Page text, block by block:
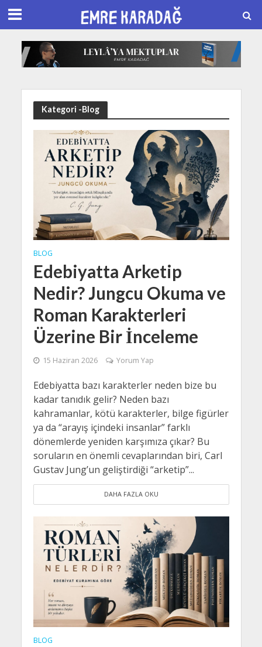
Kategori -Blog
BLOG
Edebiyatta Arketip
Nedir? Jungcu Okuma ve
Roman Karakterleri
Üzerine Bir İnceleme
15 Haziran 2026 Yorum Yap
Edebiyatta bazı karakterler neden bize bu
kadar tanıdık gelir? Neden bazı
kahramanlar, kötü karakterler, bilge figürler
ya da “arayış içindeki insanlar” farklı
dönemlerde yeniden karşımıza çıkar? Bu
soruların en önemli cevaplarından biri, Carl
Gustav Jung’un geliştirdiği “arketip”...
DAHA FAZLA OKU
BLOG